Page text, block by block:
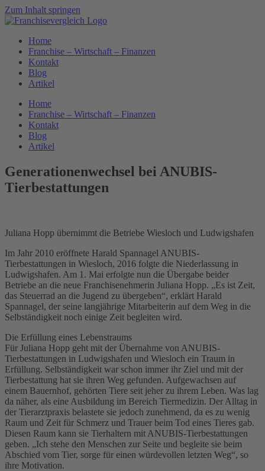
Zum Inhalt springen
Home
Franchise – Wirtschaft – Finanzen
Kontakt
Blog
Artikel
Home
Franchise – Wirtschaft – Finanzen
Kontakt
Blog
Artikel
Generationenwechsel bei ANUBIS-
Tierbestattungen
Juliana Hopp übernimmt die Betriebe Wiesloch und Ludwigshafen
Im Jahr 2010 eröffnete Harald Spannagel ANUBIS-
Tierbestattungen in Wiesloch, 2016 folgte die Niederlassung in
Ludwigshafen. Am 1. Mai erfolgte nun die Übergabe beider
Betriebe an die neue Franchisenehmerin Juliana Hopp. „Es ist Zeit,
das Steuerrad an die Jugend zu übergeben“, erklärt Harald
Spannagel, der seine langjährige Mitarbeiterin auf dem Weg in die
Selbständigkeit noch einige Zeit begleiten wird.
Die Erfüllung eines Lebenstraums
Für Juliana Hopp geht mit der Übernahme von ANUBIS-
Tierbestattungen in Ludwigshafen und Wiesloch ein Traum in
Erfüllung. Selbständigkeit war schon immer ihr Ziel und mit der
Tierbestattung hat sie ihren Weg gefunden. Aufgewachsen auf
einem Bauernhof, gehörten Tiere seit jeher zu ihrem Leben. Was lag
da näher, als eine Ausbildung im Bereich Tiermedizin. Der Alltag in
der Tierarztpraxis belastete sie jedoch zunehmend, da es zu wenig
Raum und Zeit für Schmerz und Trauer beim Tod eines Tieres gab.
Diesen Raum kann sie Tierhaltern mit ANUBIS-Tierbestattungen
geben. „Ich stehe den Menschen zur Seite und begleite sie beim
Abschied vom Tier, sorge für einen würdevollen letzten Weg“, so
ihre Motivation.